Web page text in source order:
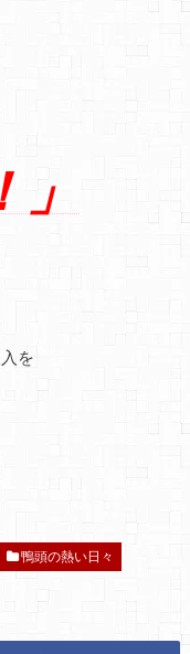
を
鴨頭の熱い日々